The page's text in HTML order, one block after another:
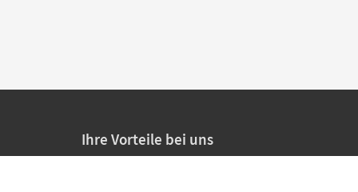
Ihre Vorteile bei uns